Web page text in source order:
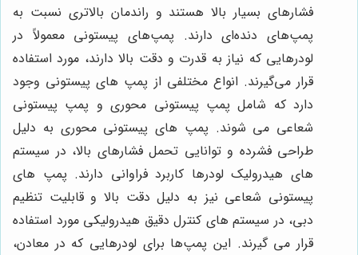
فشارهای بسیار بالا هستند و راندمان بالاتری نسبت به
پمپ‌های دنده‌ای دارند. پمپ‌های پیستونی معمولاً در
لودرهایی که نیاز به قدرت و دقت بالا دارند، مورد استفاده
قرار می‌گیرند. انواع مختلفی از پمپ های پیستونی وجود
دارد که شامل پمپ پیستونی محوری و پمپ پیستونی
شعاعی می شوند. پمپ های پیستونی محوری به دلیل
طراحی فشرده و توانایی تحمل فشارهای بالا، در سیستم
های هیدرولیک لودرها کاربرد فراوانی دارند. پمپ های
پیستونی شعاعی نیز به دلیل دقت بالا و قابلیت تنظیم
دبی، در سیستم های کنترل دقیق هیدرولیکی مورد استفاده
قرار می گیرند. این پمپ‌ها برای لودرهایی که در معادن،